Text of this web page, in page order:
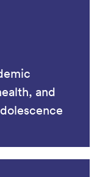
and